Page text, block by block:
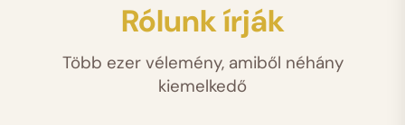
Rólunk írják
Több ezer vélemény, amiből néhány
kiemelkedő